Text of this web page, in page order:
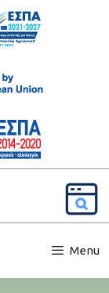
Menu